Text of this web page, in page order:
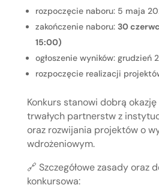
rozpoczęcie naboru: 5 maja
zakończenie naboru: 30
15:00)
ogłoszenie wyników: grudzień
rozpoczęcie realizacji
Konkurs stanowi dobrą
trwałych partnerstw z
oraz rozwijania projektów o
wdrożeniowym.
🔗 Szczegółowe zasady oraz
konkursowa: